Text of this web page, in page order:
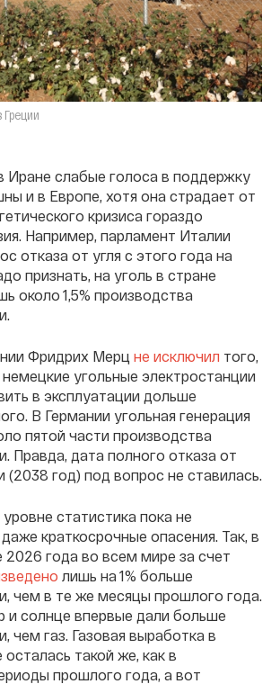
Иране слабые голоса в поддержку
и в Европе, хотя она страдает от
кризиса гораздо
Например, парламент Италии
отказа от угля с этого года на
признать, на уголь в стране
около 1,5% производства
Фридрих Мерц не исключил того,
угольные электростанции
в эксплуатации дольше
В Германии угольная генерация
пятой части производства
Правда, дата полного отказа от
(2038 год) под вопрос не ставилась.
статистика пока не
краткосрочные опасения. Так, в
2026 года во всем мире за счет
лишь на 1% больше
чем в те же месяцы прошлого года.
и солнце впервые дали больше
чем газ. Газовая выработка в
такой же, как в
прошлого года, а вот